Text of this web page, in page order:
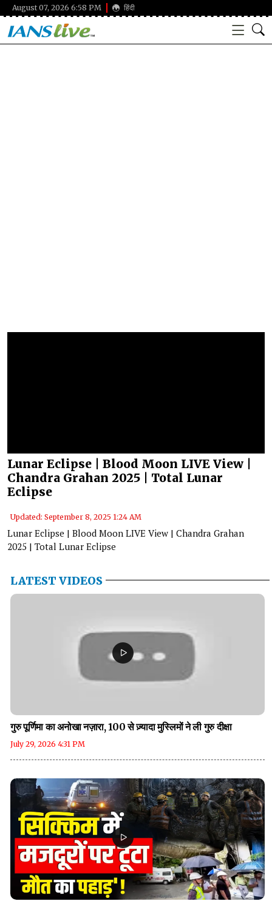
August 07, 2026 6:58 PM हिंदी
Lunar Eclipse | Blood Moon LIVE View |
Chandra Grahan 2025 | Total Lunar
Eclipse
Updated: September 8, 2025 1:24 AM
Lunar Eclipse | Blood Moon LIVE View | Chandra Grahan
2025 | Total Lunar Eclipse
LATEST VIDEOS
गुरु पूर्णिमा का अनोखा नज़ारा, 100 से ज़्यादा मुस्लिमों ने ली गुरु दीक्षा
July 29, 2026 4:31 PM